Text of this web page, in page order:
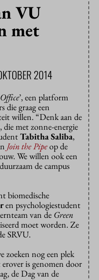
VU
met
2014
’, een platform
die graag een
willen. “Denk aan de
die met zonne-energie
Tabitha Saliba,
Join the Pipeop de
We willen ook een
de campus
biomedische
en psychologiestudent
van de Green
moet worden. Ze
SRVU.
zoeken nog een plek
is genomen door
de Dag van de